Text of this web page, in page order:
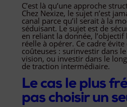
C’est là qu’une approche
Chez Nexize, le sujet n’est
canal parce qu’il serait à la
séduisant. Le sujet est de
en reliant la donnée,
réelle à opérer. Ce cadre
coûteuses : surinvestir dans
vision, ou investir dans le
de traction intermédiaire.
Le cas le plus
pas choisir un